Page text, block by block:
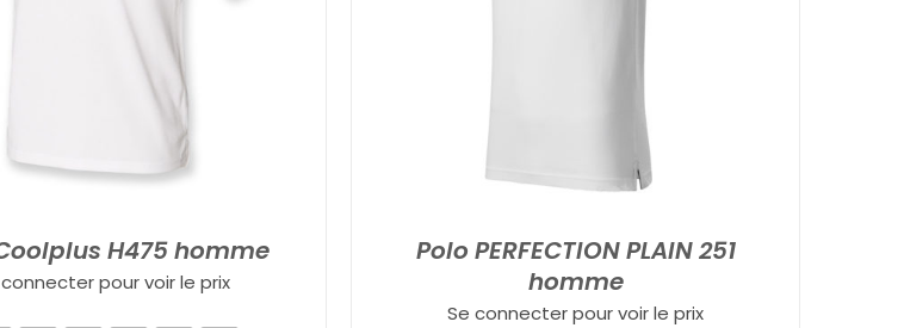
H475 homme
pour voir le prix
Polo PERFECTION PLAIN 251
homme
Se connecter pour voir le prix